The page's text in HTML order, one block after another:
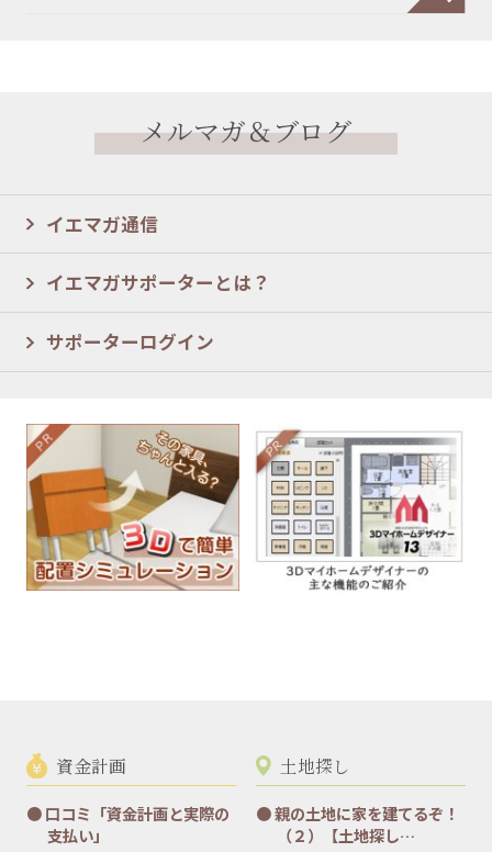
メルマガ＆ブログ
イエマガ通信
イエマガサポーターとは？
サポーターログイン
資金計画
口コミ「資金計画と実際の
支払い」
土地探し
親の土地に家を建てるぞ！
（２）【土地探し…